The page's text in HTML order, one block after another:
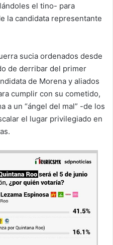
el tino- para
la candidata representante
sucia ordenados desde
de derribar del primer
de Morena y aliados
cumplir con su cometido,
a un “ángel del mal” -de los
el lugar privilegiado en